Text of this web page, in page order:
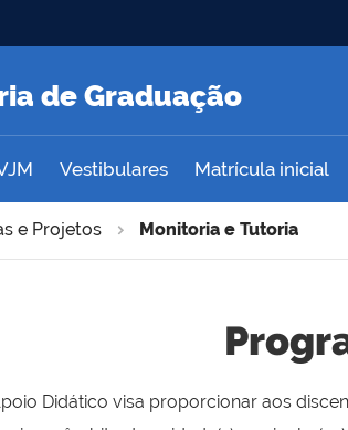
de Graduação
Vestibulares Matrícula inicial
e Projetos Monitoria e Tutoria
Didático visa proporcionar aos